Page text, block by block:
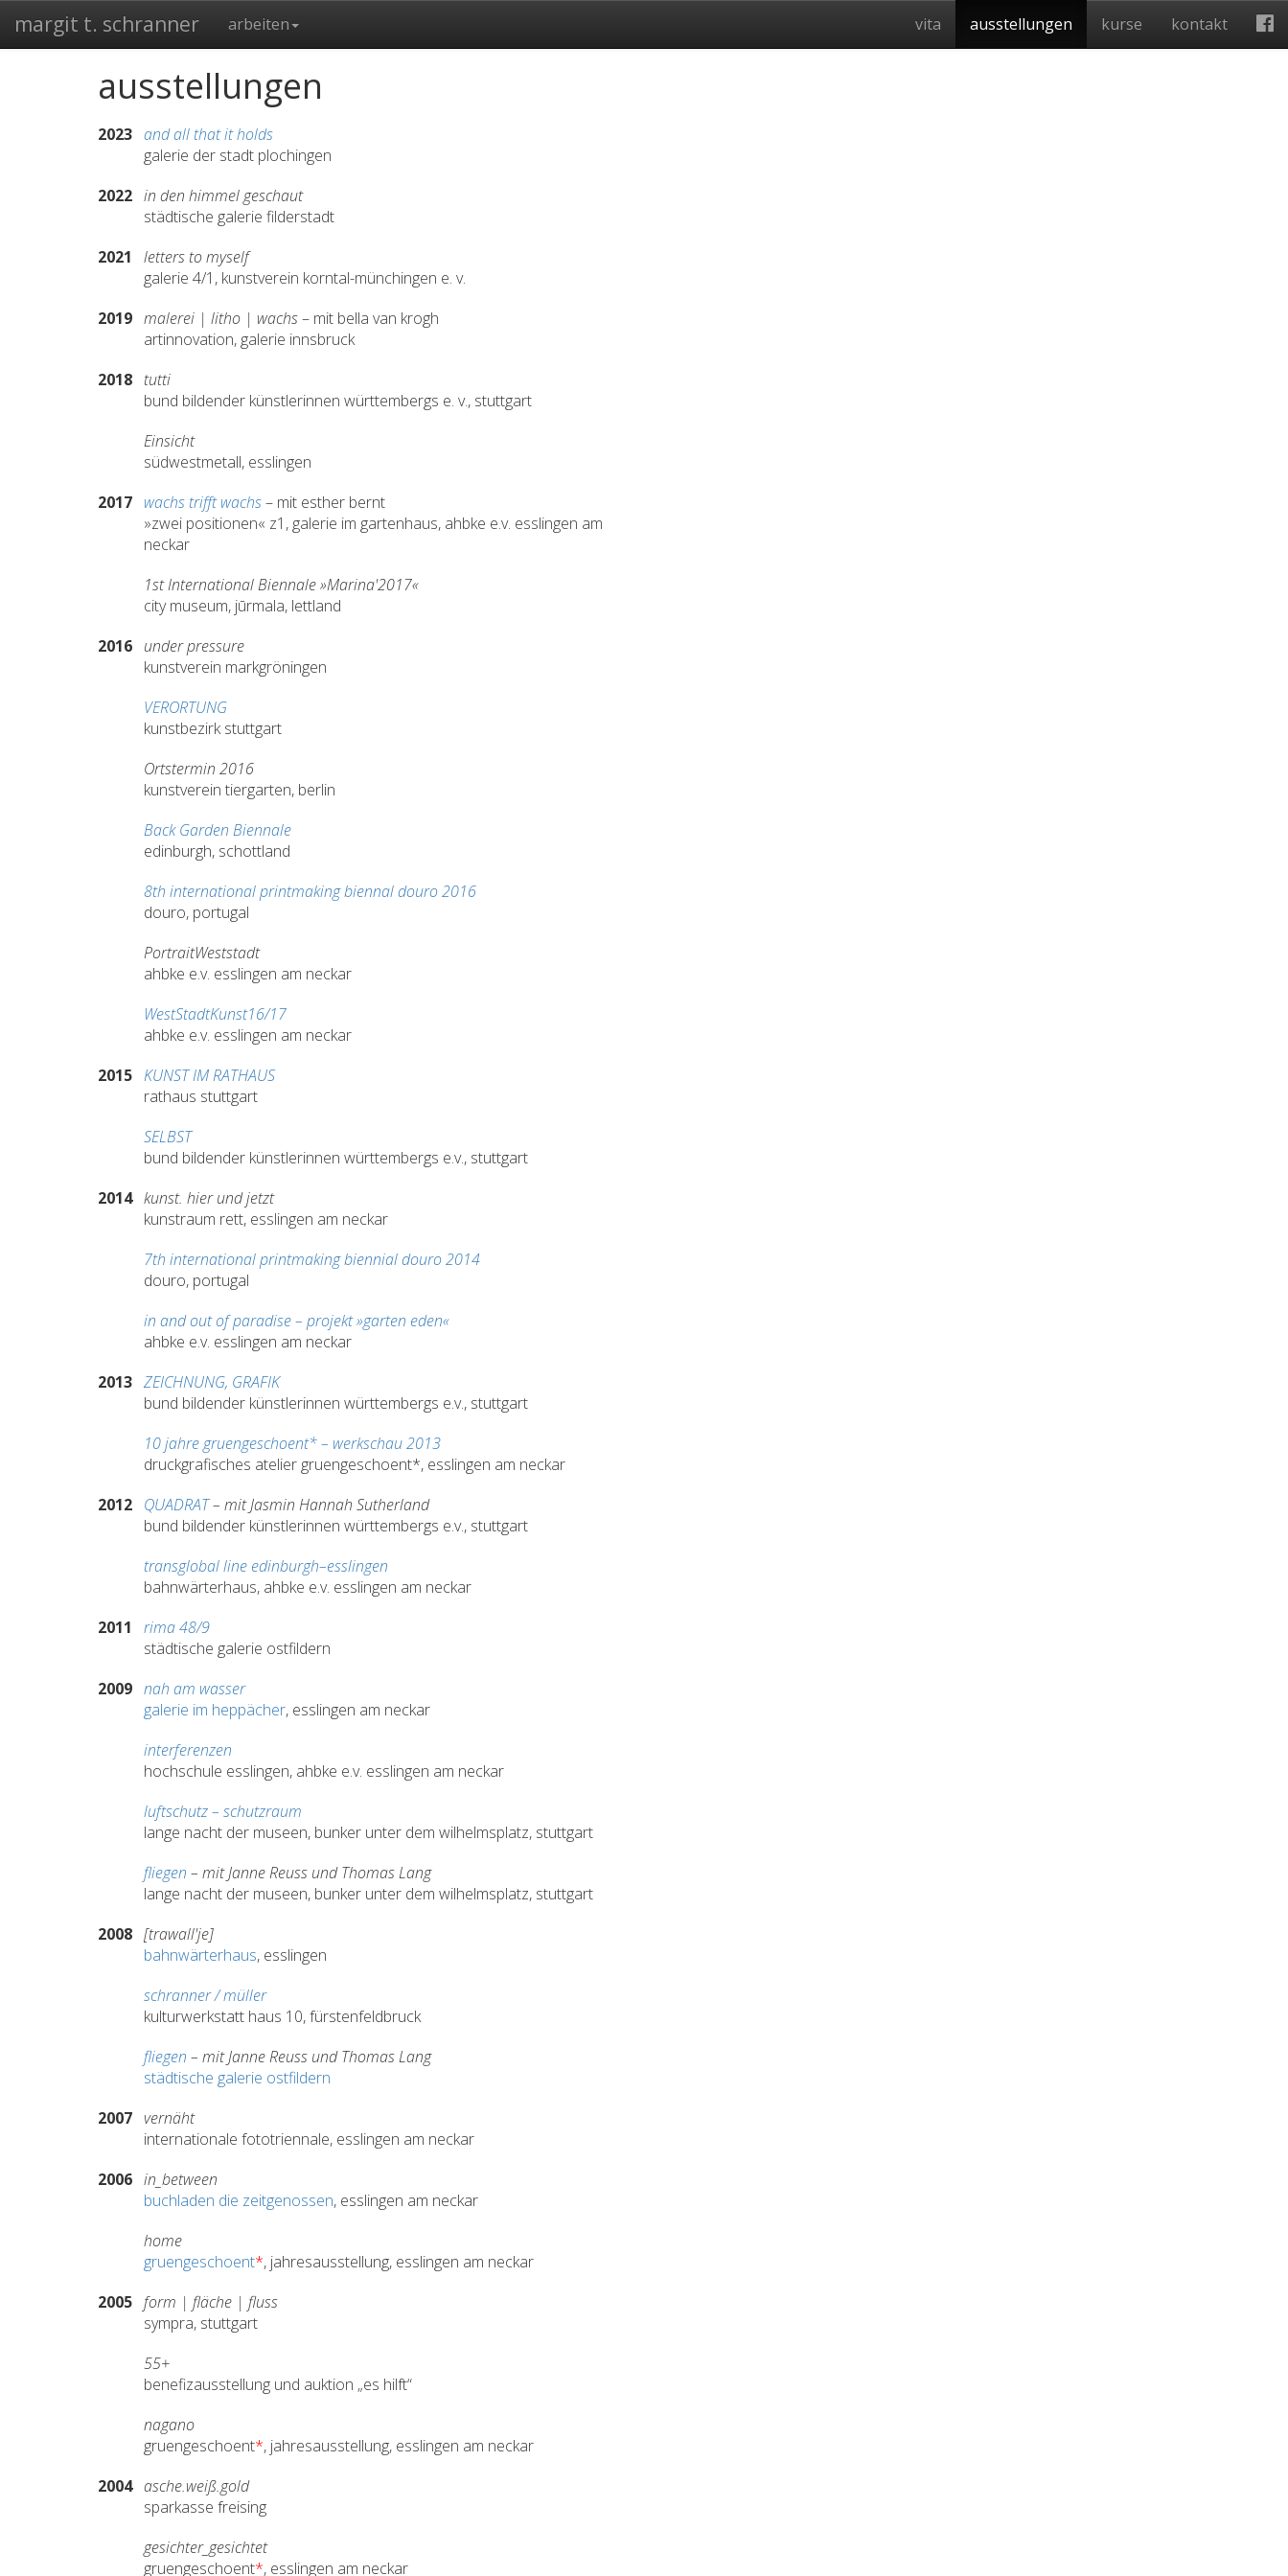
margit t. schranner arbeiten vita ausstellungen kurse kontakt
ausstellungen
2023 and all that it holds
galerie der stadt plochingen
2022 in den himmel geschaut
städtische galerie filderstadt
2021
letters to myself
galerie 4/1, kunstverein korntal-münchingen e. v.
2019 malerei | litho | wachs– mit bella van krogh
artinnovation, galerie innsbruck
2018 tutti
bund bildender künstlerinnen württembergs e. v., stuttgart
Einsicht
südwestmetall, esslingen
2017 wachs trifft wachs– mit esther bernt
»zwei positionen« z1, galerie im gartenhaus, ahbke e.v. esslingen am
neckar
1st International Biennale »Marina'2017«
city museum, jūrmala, lettland
2016 under pressure
kunstverein markgröningen
VERORTUNG
kunstbezirk stuttgart
Ortstermin 2016
kunstverein tiergarten, berlin
Back Garden Biennale
edinburgh, schottland
8th international printmaking biennal douro 2016
douro, portugal
PortraitWeststadt
ahbke e.v. esslingen am neckar
WestStadtKunst16/17
ahbke e.v. esslingen am neckar
2015 KUNST IM RATHAUS
rathaus stuttgart
SELBST
bund bildender künstlerinnen württembergs e.v., stuttgart
2014 kunst. hier und jetzt
kunstraum rett, esslingen am neckar
7th international printmaking biennial douro 2014
douro, portugal
in and out of paradise – projekt »garten eden«
ahbke e.v. esslingen am neckar
2013 ZEICHNUNG, GRAFIK
bund bildender künstlerinnen württembergs e.v., stuttgart
10 jahre gruengeschoent* – werkschau 2013
druckgrafisches atelier gruengeschoent*, esslingen am neckar
2012 QUADRAT– mit Jasmin Hannah Sutherland
bund bildender künstlerinnen württembergs e.v., stuttgart
transglobal line edinburgh–esslingen
bahnwärterhaus, ahbke e.v. esslingen am neckar
2011
rima 48/9
städtische galerie ostfildern
2009 nah am wasser
galerie im heppächer, esslingen am neckar
interferenzen
hochschule esslingen, ahbke e.v. esslingen am neckar
luftschutz – schutzraum
lange nacht der museen, bunker unter dem wilhelmsplatz, stuttgart
fliegen – mit Janne Reuss und Thomas Lang
lange nacht der museen, bunker unter dem wilhelmsplatz, stuttgart
2008 [trawall'je]
bahnwärterhaus, esslingen
schranner / müller
kulturwerkstatt haus 10, fürstenfeldbruck
fliegen – mit Janne Reuss und Thomas Lang
städtische galerie ostfildern
2007 vernäht
internationale fototriennale, esslingen am neckar
2006 in_between
buchladen die zeitgenossen, esslingen am neckar
home
gruengeschoent*, jahresausstellung, esslingen am neckar
2005 form | fläche | fluss
sympra, stuttgart
55+
benefizausstellung und auktion „es hilft“
nagano
gruengeschoent*, jahresausstellung, esslingen am neckar
2004 asche.weiß.gold
sparkasse freising
gesichter_gesichtet
gruengeschoent*, esslingen am neckar